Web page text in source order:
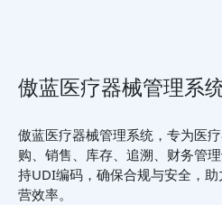
傲蓝医疗器械管理系
傲蓝医疗器械管理系统，专为医
购、销售、库存、追溯、财务管
持UDI编码，确保合规与安全，
营效率。